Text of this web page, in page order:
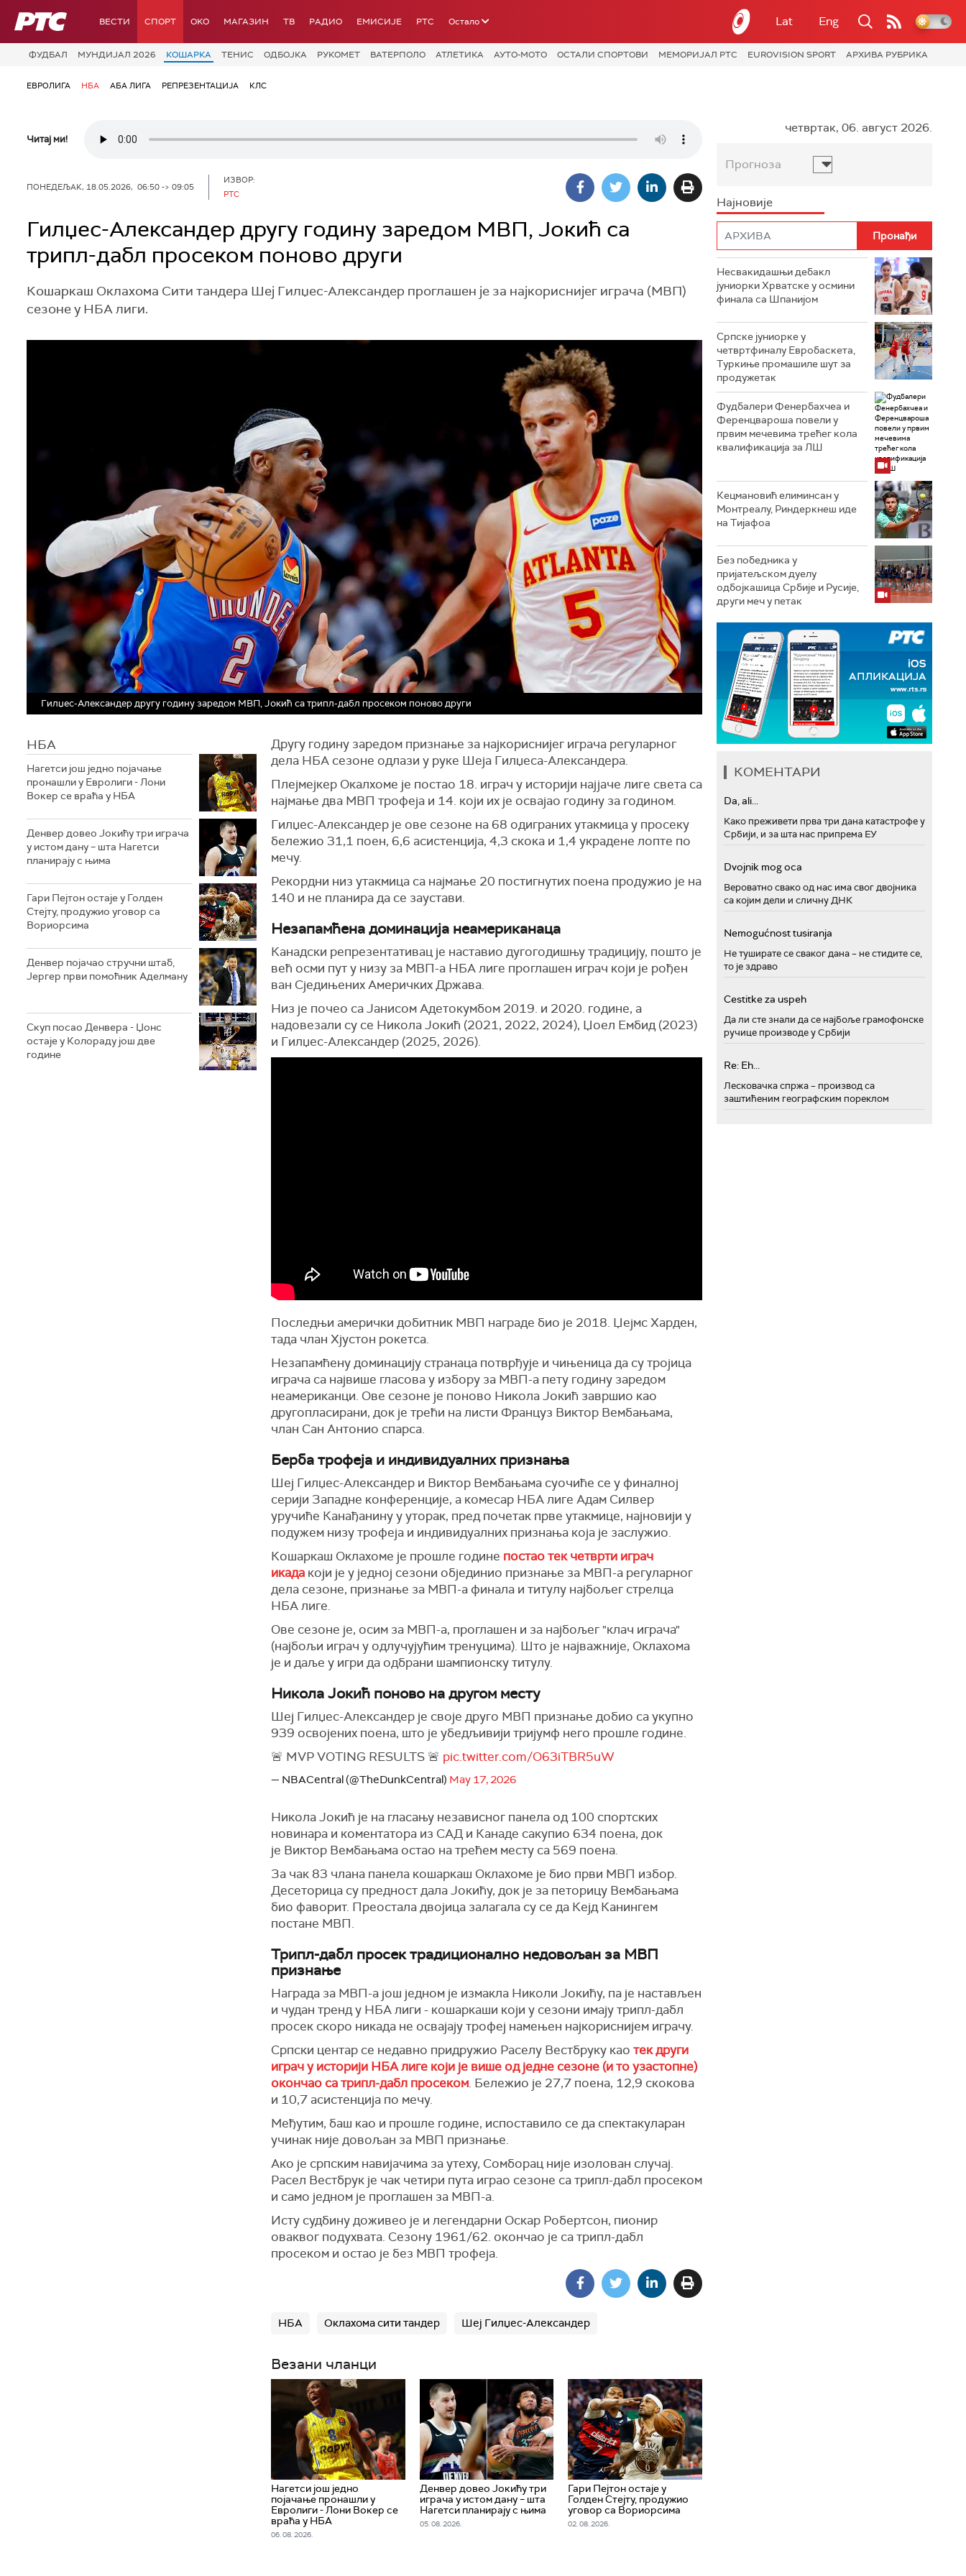
РТС ВЕСТИ СПОРТ OKO МАГАЗИН ТВ РАДИО ЕМИСИЈЕ РТС Остало Lat Eng
ФУДБАЛ МУНДИЈАЛ 2026 КОШАРКА ТЕНИС ОДБОЈКА РУКОМЕТ ВАТЕРПОЛО АТЛЕТИКА АУТО-МОТО ОСТАЛИ СПОРТОВИ МЕМОРИЈАЛ РТС EUROVISION SPORT АРХИВА РУБРИКА
ЕВРОЛИГА НБА АБА ЛИГА РЕПРЕЗЕНТАЦИЈА КЛС
Читај ми!
ПОНЕДЕЉАК, 18.05.2026, 06:50 -> 09:05
ИЗВОР:
РТС
Гилџес-Александер другу годину заредом МВП, Јокић са
трипл-дабл просеком поново други
Кошаркаш Оклахома Сити тандера Шеј Гилџес-Александер проглашен је за најкориснијег играча (МВП)
сезоне у НБА лиги.
Гилџес-Александер другу годину заредом МВП, Јокић са трипл-дабл просеком поново други
НБА
Нагетси још једно појачање
пронашли у Евролиги - Лони
Вокер се враћа у НБА
Денвер довео Јокићу три играча
у истом дану – шта Нагетси
планирају с њима
Гари Пејтон остаје у Голден
Стејту, продужио уговор са
Вориорсима
Денвер појачао стручни штаб,
Јергер први помоћник Аделману
Скуп посао Денвера - Џонс
остаје у Колораду још две
године
Другу годину заредом признање за најкориснијег играча регуларног
дела НБА сезоне одлази у руке Шеја Гилџеса-Александера.
Плејмејкер Окалхоме је постао 18. играч у историји најјаче лиге света са
најмање два МВП трофеја и 14. који их је освајао годину за годином.
Гилџес-Александер је ове сезоне на 68 одиграних утакмица у просеку
бележио 31,1 поен, 6,6 асистенција, 4,3 скока и 1,4 украдене лопте по
мечу.
Рекордни низ утакмица са најмање 20 постигнутих поена продужио је на
140 и не планира да се заустави.
Незапамћена доминација неамериканаца
Канадски репрезентативац је наставио дугогодишњу традицију, пошто је
већ осми пут у низу за МВП-а НБА лиге проглашен играч који је рођен
ван Сједињених Америчких Држава.
Низ је почео са Јанисом Адетокумбом 2019. и 2020. године, а
надовезали су се Никола Јокић (2021, 2022, 2024), Џоел Ембид (2023)
и Гилџес-Александер (2025, 2026).
Последњи амерички добитник МВП награде био је 2018. Џејмс Харден,
тада члан Хјустон рокетса.
Незапамћену доминацију странаца потврђује и чињеница да су тројица
играча са највише гласова у избору за МВП-а пету годину заредом
неамериканци. Ове сезоне је поново Никола Јокић завршио као
другопласирани, док је трећи на листи Француз Виктор Вембањама,
члан Сан Антонио спарса.
Берба трофеја и индивидуалних признања
Шеј Гилџес-Александер и Виктор Вембањама суочиће се у финалној
серији Западне конференције, а комесар НБА лиге Адам Силвер
уручиће Канађанину у уторак, пред почетак прве утакмице, најновији у
подужем низу трофеја и индивидуалних признања која је заслужио.
Кошаркаш Оклахоме је прошле године постао тек четврти играч
икада који је у једној сезони објединио признање за МВП-а регуларног
дела сезоне, признање за МВП-а финала и титулу најбољег стрелца
НБА лиге.
Ове сезоне је, осим за МВП-а, проглашен и за најбољег "клач играча"
(најбољи играч у одлучујућим тренуцима). Што је најважније, Оклахома
је и даље у игри да одбрани шампионску титулу.
Никола Јокић поново на другом месту
Шеј Гилџес-Александер је своје друго МВП признање добио са укупно
939 освојених поена, што је убедљивији тријумф него прошле године.
🚨 MVP VOTING RESULTS 🚨 pic.twitter.com/O63iTBR5uW
— NBACentral (@TheDunkCentral) May 17, 2026
Никола Јокић је на гласању независног панела од 100 спортских
новинара и коментатора из САД и Канаде сакупио 634 поена, док
је Виктор Вембањама остао на трећем месту са 569 поена.
За чак 83 члана панела кошаркаш Оклахоме је био први МВП избор.
Десеторица су предност дала Јокићу, док је за петорицу Вембањама
био фаворит. Преостала двојица залагала су се да Кејд Канингем
постане МВП.
Трипл-дабл просек традиционално недовољан за МВП
признање
Награда за МВП-а још једном је измакла Николи Јокићу, па је настављен
и чудан тренд у НБА лиги - кошаркаши који у сезони имају трипл-дабл
просек скоро никада не освајају трофеј намењен најкориснијем играчу.
Српски центар се недавно придружио Раселу Вестбруку као тек други
играч у историји НБА лиге који је више од једне сезоне (и то узастопне)
окончао са трипл-дабл просеком. Бележио је 27,7 поена, 12,9 скокова
и 10,7 асистенција по мечу.
Међутим, баш као и прошле године, испоставило се да спектакуларан
учинак није довољан за МВП признање.
Ако је српским навијачима за утеху, Сомборац није изолован случај.
Расел Вестбрук је чак четири пута играо сезоне са трипл-дабл просеком
и само једном је проглашен за МВП-а.
Исту судбину доживео је и легендарни Оскар Робертсон, пионир
оваквог подухвата. Сезону 1961/62. окончао је са трипл-дабл
просеком и остао је без МВП трофеја.
НБА Оклахома сити тандер Шеј Гилџес-Александер
Везани чланци
Нагетси још једно
појачање пронашли у
Евролиги - Лони Вокер се
враћа у НБА
06. 08. 2026.
Денвер довео Јокићу три
играча у истом дану – шта
Нагетси планирају с њима
05. 08. 2026.
Гари Пејтон остаје у
Голден Стејту, продужио
уговор са Вориорсима
02. 08. 2026.
четвртак, 06. август 2026.
Прогноза
Најновије
Несвакидашњи дебакл
јуниорки Хрватске у осмини
финала са Шпанијом
Српске јуниорке у
четвртфиналу Евробаскета,
Туркиње промашиле шут за
продужетак
Фудбалери Фенербахчеа и
Ференцвароша повели у
првим мечевима трећег кола
квалификација за ЛШ
Кецмановић елиминсан у
Монтреалу, Риндеркнеш иде
на Тијафоа
Без победника у
пријатељском дуелу
одбојкашица Србије и Русије,
други меч у петак
КОМЕНТАРИ
Da, ali...
Како преживети прва три дана катастрофе у
Србији, и за шта нас припрема ЕУ
Dvojnik mog oca
Вероватно свако од нас има свог двојника
са којим дели и сличну ДНК
Nemogućnost tusiranja
Не туширате се сваког дана – не стидите се,
то је здраво
Cestitke za uspeh
Да ли сте знали да се најбоље грамофонске
ручице производе у Србији
Re: Eh...
Лесковачка спржа – производ са
заштићеним географским пореклом